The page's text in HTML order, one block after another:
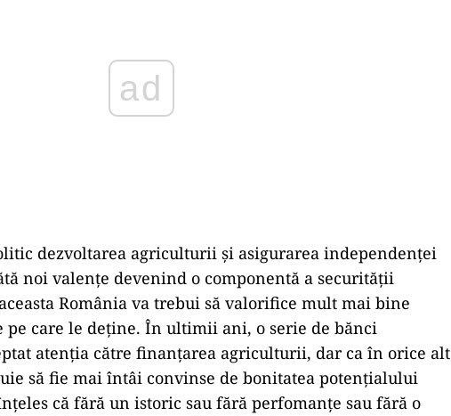
dezvoltarea agriculturii şi asigurarea independenţei
noi valenţe devenind o componentă a securităţii
România va trebui să valorifice mult mai bine
pe care le deţine. În ultimii ani, o serie de bănci
atenţia către finanţarea agriculturii, dar ca în orice alt
să fie mai întâi convinse de bonitatea potenţialului
că fără un istoric sau fără perfomanţe sau fără o